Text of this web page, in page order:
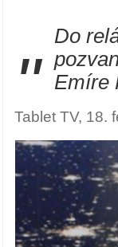
"
Do
Emíre
Tablet TV, 18.